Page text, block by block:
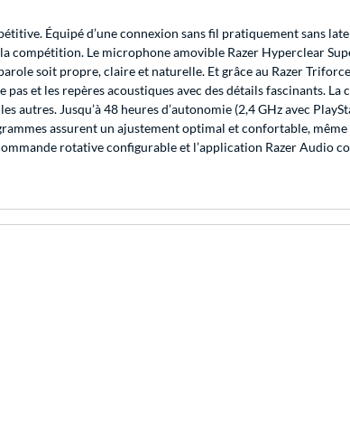
Équipé d’une connexion sans fil pratiquement sans
Le microphone amovible Razer Hyperclear
soit propre, claire et naturelle. Et grâce au Razer
et les repères acoustiques avec des détails fascinants.
Jusqu’à 48 heures d’autonomie (2,4 GHz avec
assurent un ajustement optimal et confortable, même
rotative configurable et l’application Razer Audio